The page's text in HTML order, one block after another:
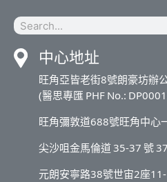
中心地址
旺角亞皆老街8號朗豪坊辦
(醫思專匯 PHF No.:
旺角彌敦道688號旺角中心
尖沙咀金馬倫道 35-37 號
元朗安寧路38號世宙2座